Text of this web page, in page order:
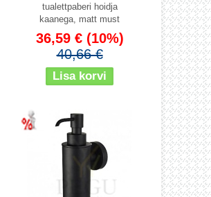
tualettpaberi hoidja
kaanega, matt must
36,59 € (10%)
40,66 €